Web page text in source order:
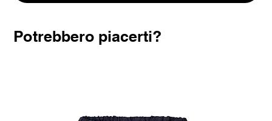
Potrebbero piacerti?